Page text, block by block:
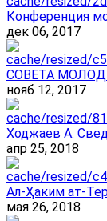
Конференция
дек 06, 2017
СОВЕТА
нояб 12, 2017
Ходжаев А.
апр 25, 2018
Ал-Ҳаким ат-
мая 26, 2018